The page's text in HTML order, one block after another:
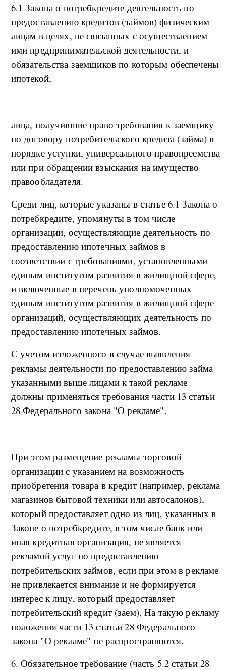
6.1 Закона о потребкредите деятельность по
предоставлению кредитов (займов) физическим
лицам в целях, не связанных с осуществлением
ими предпринимательской деятельности, и
обязательства заемщиков по которым обеспечены
ипотекой,
лица, получившие право требования к заемщику
по договору потребительского кредита (займа) в
порядке уступки, универсального правопреемства
или при обращении взыскания на имущество
правообладателя.
Среди лиц, которые указаны в статье 6.1 Закона о
потребкредите, упомянуты в том числе
организации, осуществляющие деятельность по
предоставлению ипотечных займов в
соответствии с требованиями, установленными
единым институтом развития в жилищной сфере,
и включенные в перечень уполномоченных
единым институтом развития в жилищной сфере
организаций, осуществляющих деятельность по
предоставлению ипотечных займов.
С учетом изложенного в случае выявления
рекламы деятельности по предоставлению займа
указанными выше лицами к такой рекламе
должны применяться требования части 13 статьи
28 Федерального закона "О рекламе".
При этом размещение рекламы торговой
организации с указанием на возможность
приобретения товара в кредит (например, реклама
магазинов бытовой техники или автосалонов),
который предоставляет одно из лиц, указанных в
Законе о потребкредите, в том числе банк или
иная кредитная организация, не является
рекламой услуг по предоставлению
потребительских займов, если при этом в рекламе
не привлекается внимание и не формируется
интерес к лицу, который предоставляет
потребительский кредит (заем). На такую рекламу
положения части 13 статьи 28 Федерального
закона "О рекламе" не распространяются.
6. Обязательное требование (часть 5.2 статьи 28